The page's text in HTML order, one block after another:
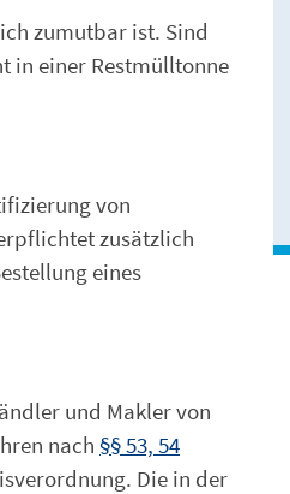
zumutbar ist. Sind
in einer Restmülltonne
von
zusätzlich
eines
und Makler von
nach §§ 53, 54
Die in der